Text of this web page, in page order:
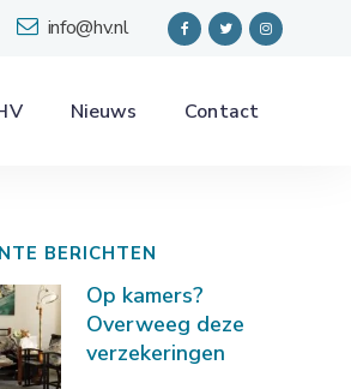
info@hv.nl
Nieuws Contact
BERICHTEN
Op kamers?
Overweeg deze
verzekeringen